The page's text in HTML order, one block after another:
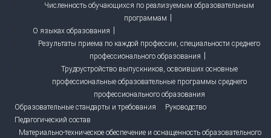
Численность обучающихся по реализуемым образовательным
программам
О языках образования
Результаты приема по каждой профессии, специальности среднего
профессионального образования
Трудоустройство выпускников, освоивших основные
профессиональные образовательные программы среднего
профессионального образования
Образовательные стандарты и требования
Руководство
Педагогический состав
Материально-техническое обеспечение и оснащенность образовательного